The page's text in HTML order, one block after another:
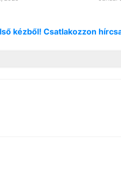
kézből! Csatlakozzon